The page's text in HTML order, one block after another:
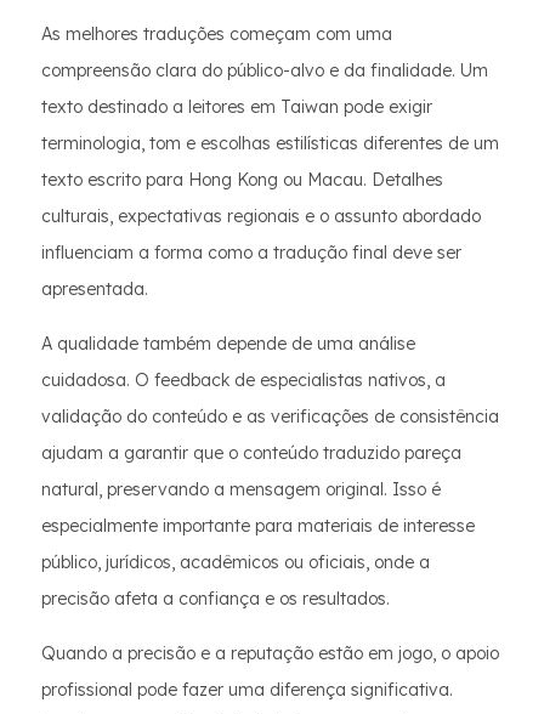
As melhores traduções começam com uma
compreensão clara do público-alvo e da finalidade. Um
texto destinado a leitores em Taiwan pode exigir
terminologia, tom e escolhas estilísticas diferentes de um
texto escrito para Hong Kong ou Macau. Detalhes
culturais, expectativas regionais e o assunto abordado
influenciam a forma como a tradução final deve ser
apresentada.
A qualidade também depende de uma análise
cuidadosa. O feedback de especialistas nativos, a
validação do conteúdo e as verificações de consistência
ajudam a garantir que o conteúdo traduzido pareça
natural, preservando a mensagem original. Isso é
especialmente importante para materiais de interesse
público, jurídicos, acadêmicos ou oficiais, onde a
precisão afeta a confiança e os resultados.
Quando a precisão e a reputação estão em jogo, o apoio
profissional pode fazer uma diferença significativa.